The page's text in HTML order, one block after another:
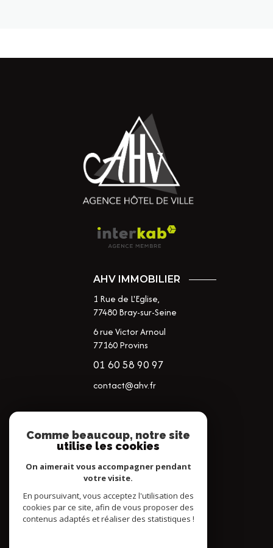
AHV IMMOBILIER
1 Rue de L'Eglise,
77480Bray-sur-Seine
6 rue Victor Arnoul
77160 Provins
01 60 58 90 97
contact@ahv.fr
NOS RÉSEAUX
NOUS SUIVRE
Comme beaucoup, notre site
utilise les cookies
On aimerait vous accompagner pendant
votre visite.
En poursuivant, vous acceptez l'utilisation des
cookies par ce site, afin de vous proposer des
contenus adaptés et réaliser des statistiques !